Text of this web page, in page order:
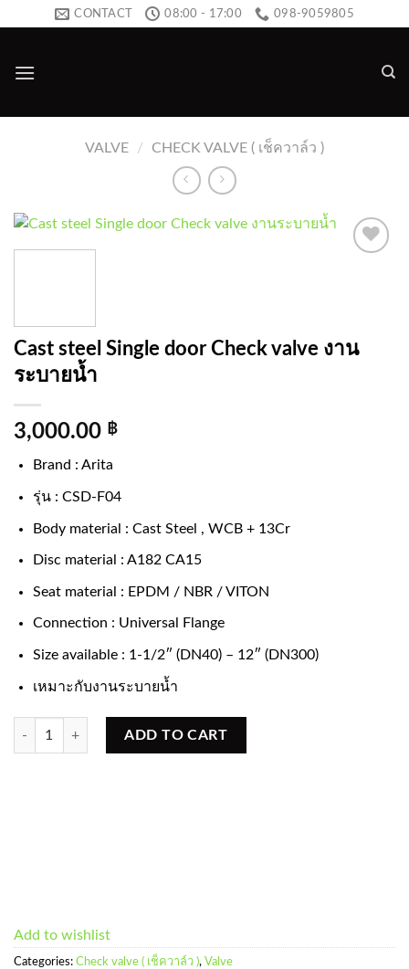
CONTACT 08:00 - 17:00 098-9059805
VALVE / CHECK VALVE ( เช็ควาล์ว )
Cast steel Single door Check valve งาน
ระบายน้ำ
3,000.00 ฿
Brand : Arita
รุ่น : CSD-F04
Body material : Cast Steel , WCB + 13Cr
Disc material : A182 CA15
Seat material : EPDM / NBR / VITON
Connection : Universal Flange
Size available : 1-1/2″ (DN40) – 12″ (DN300)
เหมาะกับงานระบายน้ำ
Cast steel Single door Check valve งานระบายน้ำ quantity
ADD TO CART
Add to wishlist
Categories: Check valve ( เช็ควาล์ว ), Valve